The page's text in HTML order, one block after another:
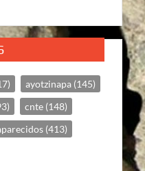
ayotzinapa (145)
cnte (148)
(413)